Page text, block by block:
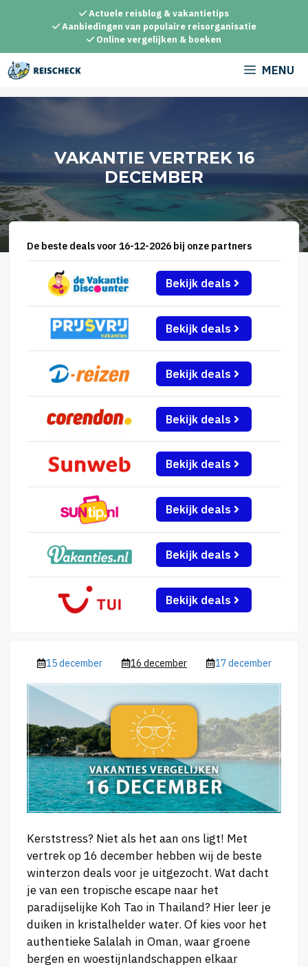
inhoud
Actuele reisblog & vakantietips
Aanbiedingen van populaire reisorganisatie
Online vergelijken & boeken
MENU
VAKANTIE VERTREK 16
DECEMBER
15 december 16 december 17 december
Kerststress? Niet als het aan ons ligt! Met
vertrek op 16 december hebben wij de beste
winterzon deals voor je uitgezocht. Wat dacht
je van een tropische escape naar het
paradijselijke Koh Tao in Thailand? Hier leer je
duiken in kristalhelder water. Of kies voor het
authentieke Salalah in Oman, waar groene
bergen en woestijnlandschappen elkaar
De beste deals voor 16-12-2026 bij onze partners
Bekijk deals
Bekijk deals
Bekijk deals
Bekijk deals
Bekijk deals
Bekijk deals
Bekijk deals
Bekijk deals